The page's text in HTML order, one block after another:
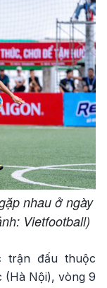
nhau ở ngày
Vietfootball)
trận đấu thuộc
(Hà Nội), vòng 9